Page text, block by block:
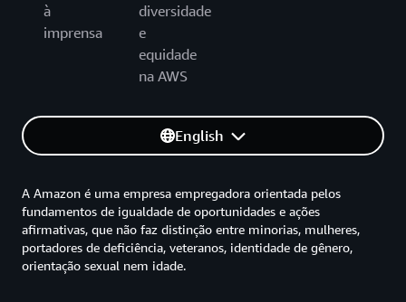
à
imprensa
diversidade
e
equidade
na AWS
English
A Amazon é uma empresa empregadora orientada pelos
fundamentos de igualdade de oportunidades e ações
afirmativas, que não faz distinção entre minorias, mulheres,
portadores de deficiência, veteranos, identidade de gênero,
orientação sexual nem idade.